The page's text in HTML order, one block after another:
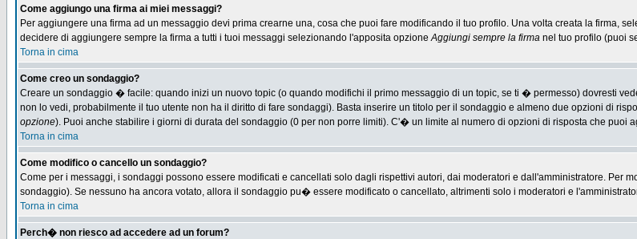
Come aggiungo una firma ai miei messaggi?
Per aggiungere una firma ad un messaggio devi prima crearne una, cosa che puoi fare modificando il tuo profilo. Una volta creata la firma,
decidere di aggiungere sempre la firma a tutti i tuoi messaggi selezionando l'apposita opzioneAggiungi sempre la firma nel tuo profilo (puoi
Torna in cima
Come creo un sondaggio?
Creare un sondaggio � facile: quando inizi un nuovo topic (o quando modifichi il primo messaggio di un topic, se ti � permesso) dovresti
non lo vedi, probabilmente il tuo utente non ha il diritto di fare sondaggi). Basta inserire un titolo per il sondaggio e almeno due opzioni di
opzione). Puoi anche stabilire i giorni di durata del sondaggio (0 per non porre limiti). C'� un limite al numero di opzioni di risposta che puoi
Torna in cima
Come modifico o cancello un sondaggio?
Come per i messaggi, i sondaggi possono essere modificati e cancellati solo dagli rispettivi autori, dai moderatori e dall'amministratore. Per
sondaggio). Se nessuno ha ancora votato, allora il sondaggio pu� essere modificato o cancellato, altrimenti solo i moderatori e
Torna in cima
Perch� non riesco ad accedere ad un forum?